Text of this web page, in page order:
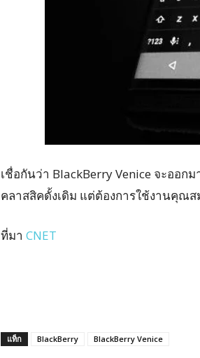
เชื่อกันว่า BlackBerry Venice จะออ
คลาสสิคดั้งเดิม แต่ต้องการใช้งานคุณ
ที่มา CNET
แท็ก BlackBerry BlackBerry Venice